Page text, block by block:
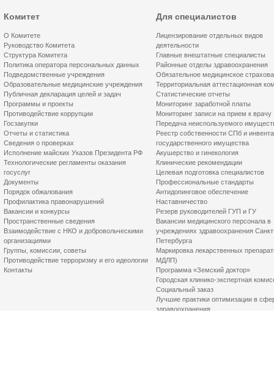
Комитет
О Комитете
Руководство Комитета
Структура Комитета
Политика оператора персональных данных
Подведомственные учреждения
Образовательные медицинские учреждения
Публичная декларация целей и задач
Программы и проекты
Противодействие коррупции
Госзакупки
Отчеты и статистика
Сведения о проверках
Исполнение майских Указов Президента РФ
Технологические регламенты оказания
госуслуг
Документы
Порядок обжалования
Профилактика правонарушений
Вакансии и конкурсы
Пространственные сведения
Взаимодействие с НКО и добровольческими
организациями
Группы, комиссии, советы
Противодействие терроризму и его идеологии
Контакты
Для специалистов
Лицензирование отдельных видов
деятельности
Главные внештатные специалисты
Районные отделы здравоохранения
Обязательное медицинское
Территориальная аттестационная
Статистические отчеты
Мониторинг заработной платы
Мониторинг записи на прием к врачу
Передача неиспользуемого
Реестр собственности СПб и
государственного имущества
Акушерство и гинекология
Клинические рекомендации
Целевая подготовка специалистов
Профессиональные стандарты
Антидопинговое обеспечение
Наставничество
Резерв руководителей ГУП и ГУ
Вакансии медицинского персонала в
учреждениях здравоохранения
Петербурга
Маркировка лекарственных
МДЛП)
Программа «Земский доктор»
Городская клинико-экспертная
Социальный заказ
Лучшие практики оптимизации в
здравоохранения